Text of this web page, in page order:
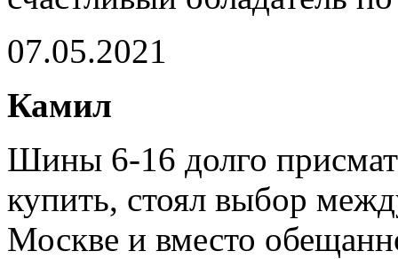
07.05.2021
Камил
Шины 6-16 долго
купить, стоял выбор
Москве и вместо